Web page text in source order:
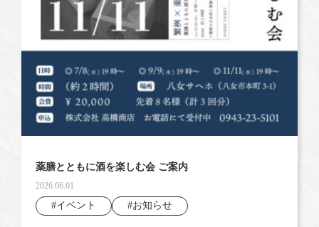
薬膳とともに酒を楽しむ会 ご案内
2026.06.01
#イベント #お知らせ